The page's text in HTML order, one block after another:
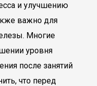
и улучшению
важно для
Многие
уровня
после занятий
что перед